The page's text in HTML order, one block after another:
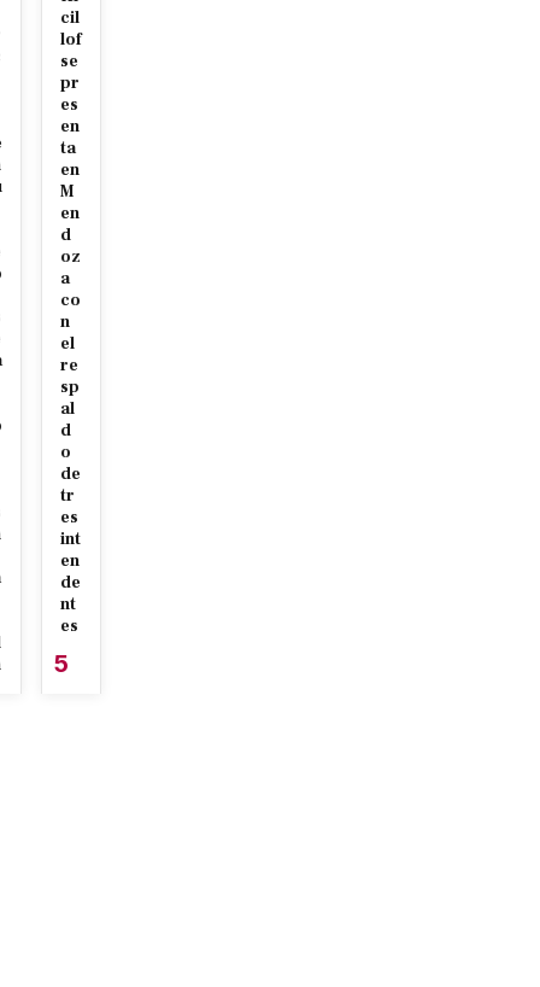
cil
lof
se
pr
es
en
ta
en
M
en
d
oz
a
co
n
el
re
sp
al
d
o
de
tr
es
int
en
de
nt
es
5